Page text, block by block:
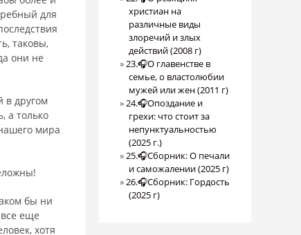
для
таковы,
они не
в другом
а только
мира
бы ни
еще
хотя
христиан на
различные виды
злоречий и злых
действий (2008 г)
23.🎧О главенстве в
семье, о властолюбии
мужей или жен (2011 г)
24.🎧Опоздание и
грехи: что стоит за
непунктуальностью
(2025 г.)
25.🎧Сборник: О печали
и саможалении (2025 г)
26.🎧Сборник: Гордость
(2025 г)